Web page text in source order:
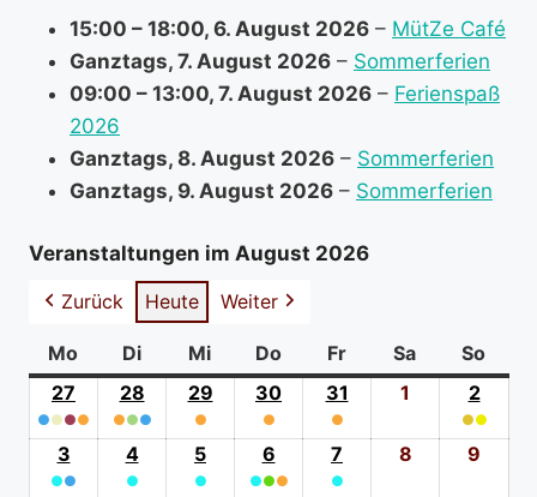
a
o
t
15:00 – 18:00, 6. August 2026 – MütZe Café
Ganztags, 7. August 2026 – Sommerferien
09:00 – 13:00, 7. August 2026 – Ferienspaß
2026
Ganztags, 8. August 2026 – Sommerferien
Ganztags, 9. August 2026 – Sommerferien
Veranstaltungen im August 2026
Zurück
Heute Weiter
Mo Montag
DiDienstag
Mi Mittwoch
DoDonnerstag
FrFreitag
Sa Samstag
So
27
Juli
●●●●
(4
event
28
Juli
●●●
(3
event
29
2026
●
(1
event
30
2026
●
(1
event
31
●
(1
event
1
August
2026
22.
●●
(2
3
August
●●
44.
August
●
5
August
●
6
August
●●●
7
●
8 9